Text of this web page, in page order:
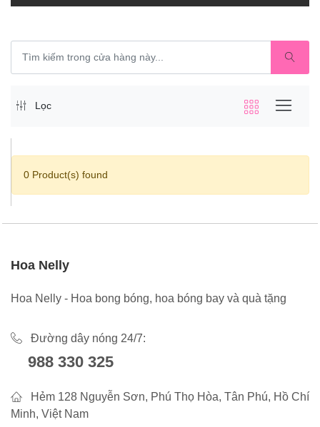
Lọc
0 Product(s) found
Hoa Nelly
Hoa Nelly - Hoa bong bóng, hoa bóng bay và quà tặng
Đường dây nóng 24/7:
988 330 325
Hẻm 128 Nguyễn Sơn, Phú Thọ Hòa, Tân Phú, Hồ Chí
Minh, Việt Nam